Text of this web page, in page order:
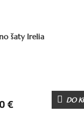
šaty Irelia
€ DO